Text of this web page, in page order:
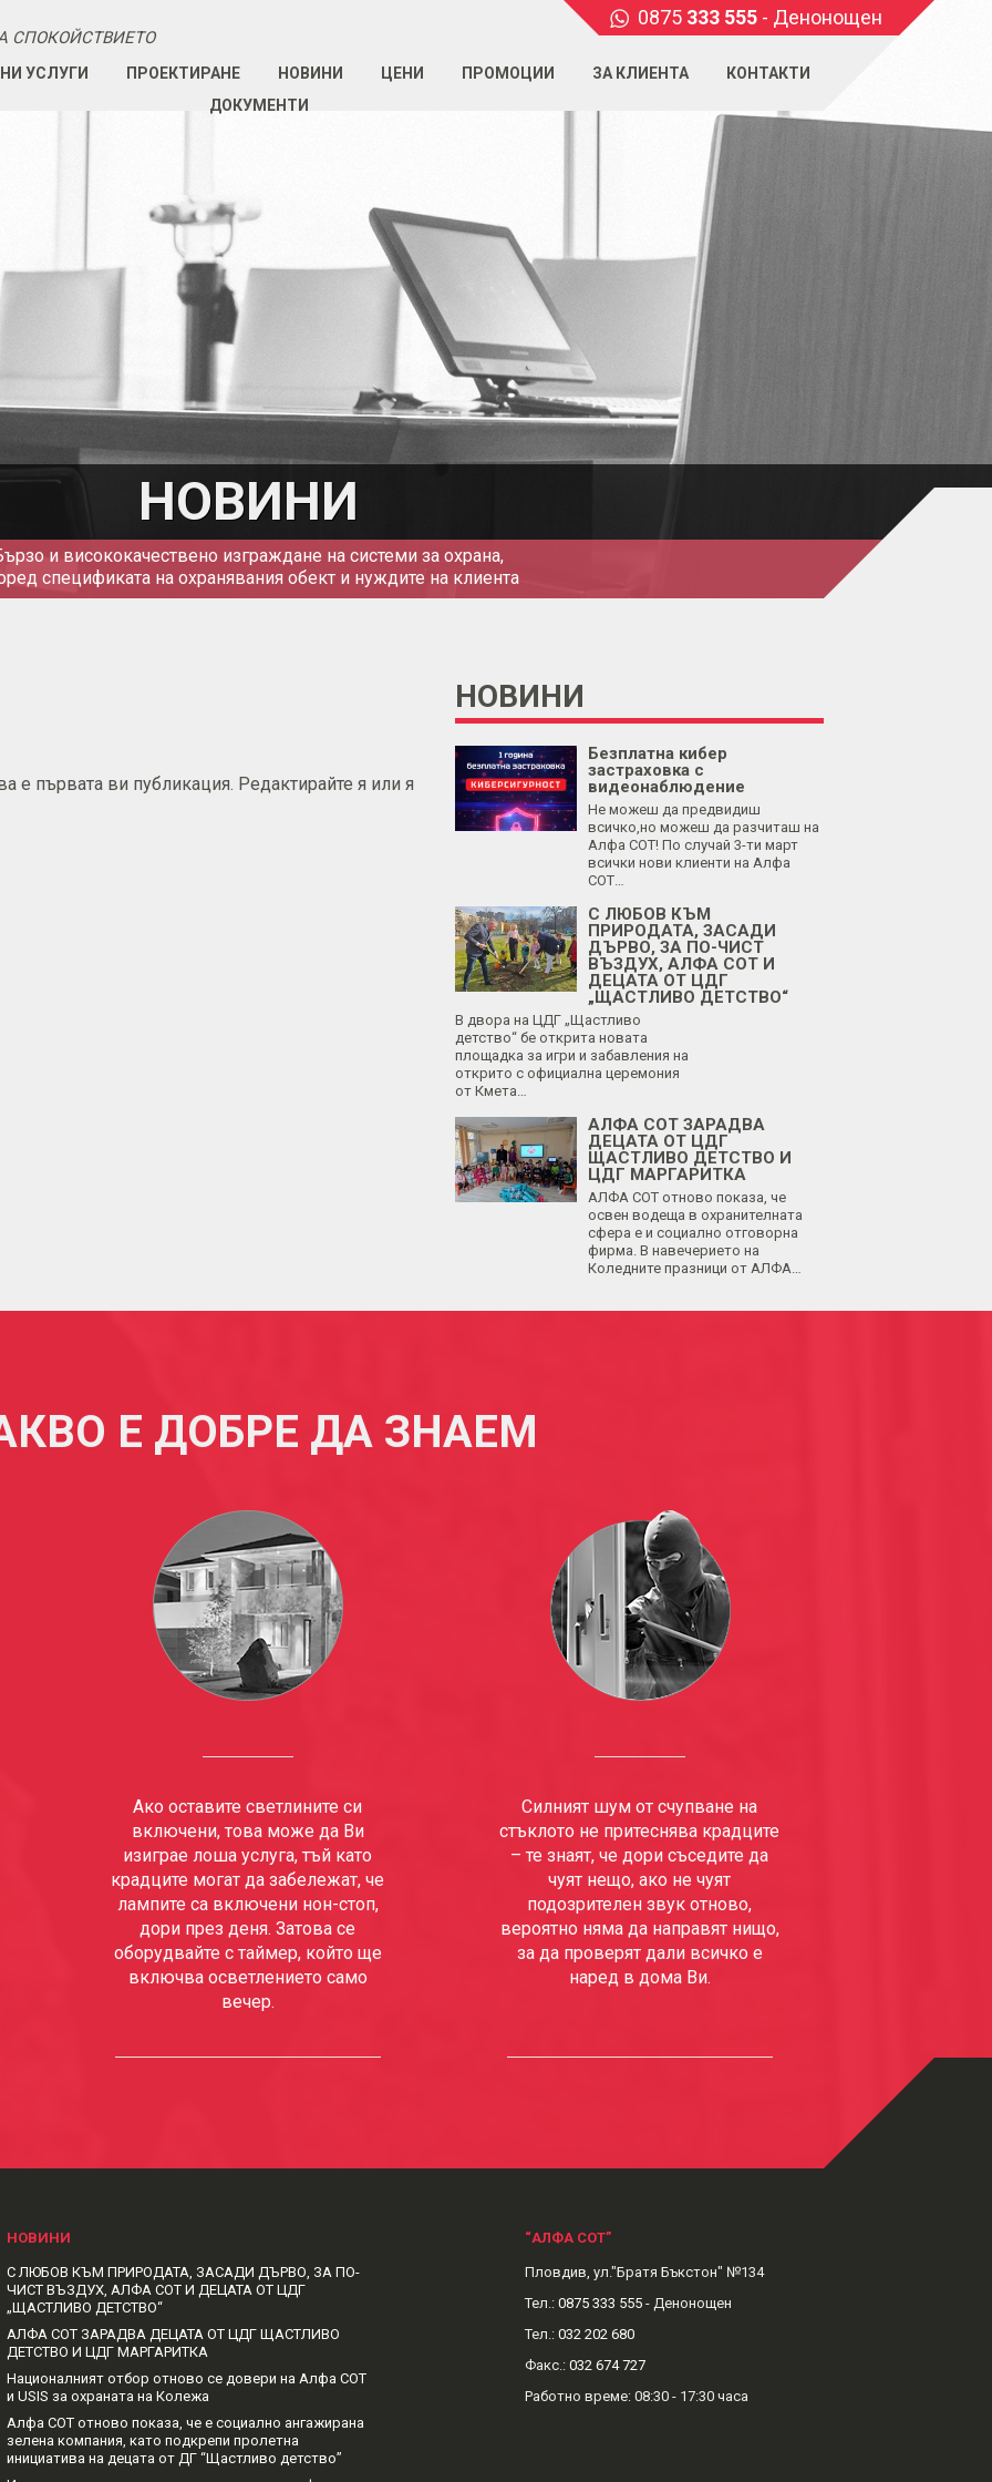
СПОКОЙСТВИЕТО
0875 333 555 - Денонощен
УСЛУГИ ПРОЕКТИРАНЕ НОВИНИ ЦЕНИ ПРОМОЦИИ ЗА КЛИЕНТА
КОНТАКТИ
ДОКУМЕНТИ
НОВИНИ
и висококачествено изграждане на системи за охрана,
спецификата на охранявания обект и нуждите на клиента
е първата ви публикация. Редактирайте я или я
НОВИНИ
Безплатна кибер
застраховка с
видеонаблюдение
Не можеш да предвидиш
всичко,но можеш да разчиташ на
Алфа СОТ! По случай 3-ти март
всички нови клиенти на Алфа
СОТ…
С ЛЮБОВ КЪМ
ПРИРОДАТА, ЗАСАДИ
ДЪРВО, ЗА ПО-ЧИСТ
ВЪЗДУХ, АЛФА СОТ И
ДЕЦАТА ОТ ЦДГ
„ЩАСТЛИВО ДЕТСТВО“
В двора на ЦДГ „Щастливо
детство“ бе открита новата
площадка за игри и забавления на
открито с официална церемония
от Кмета…
АЛФА СОТ ЗАРАДВА
ДЕЦАТА ОТ ЦДГ
ЩАСТЛИВО ДЕТСТВО И
ЦДГ МАРГАРИТКА
АЛФА СОТ отново показа, че
освен водеща в охранителната
сфера е и социално отговорна
фирма. В навечерието на
Коледните празници от АЛФА…
Е ДОБРЕ ДА ЗНАЕМ
Ако оставите светлините си
включени, това може да Ви
изиграе лоша услуга, тъй като
крадците могат да забележат, че
лампите са включени нон-стоп,
дори през деня. Затова се
оборудвайте с таймер, който ще
включва осветлението само
вечер.
Силният шум от счупване на
стъклото не притеснява крадците
– те знаят, че дори съседите да
чуят нещо, ако не чуят
подозрителен звук отново,
вероятно няма да направят нищо,
за да проверят дали всичко е
наред в дома Ви.
НОВИНИ
С ЛЮБОВ КЪМ ПРИРОДАТА, ЗАСАДИ ДЪРВО, ЗА ПО-
ЧИСТ ВЪЗДУХ, АЛФА СОТ И ДЕЦАТА ОТ ЦДГ
„ЩАСТЛИВО ДЕТСТВО“
АЛФА СОТ ЗАРАДВА ДЕЦАТА ОТ ЦДГ ЩАСТЛИВО
ДЕТСТВО И ЦДГ МАРГАРИТКА
Националният отбор отново се довери на Алфа СОТ
и USIS за охраната на Колежа
Алфа СОТ отново показа, че е социално ангажирана
зелена компания, като подкрепи пролетна
инициатива на децата от ДГ “Щастливо детство”
“АЛФА СОТ”
Пловдив, ул."Братя Бъкстон" №134
Тел.: 0875 333 555- Денонощен
Тел.: 032 202 680
Факс.: 032 674 727
Рабoтно време: 08:30 - 17:30 часа